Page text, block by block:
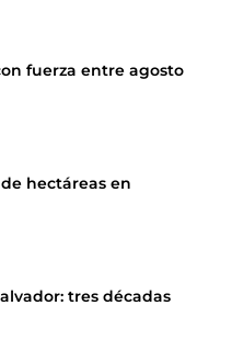
fuerza entre agosto
hectáreas en
tres décadas